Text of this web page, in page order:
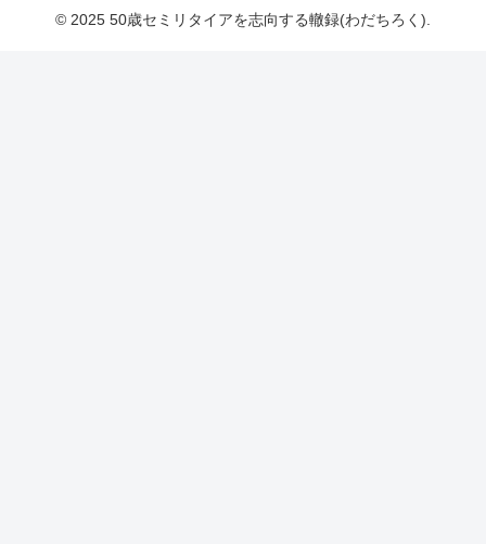
© 2025 50歳セミリタイアを志向する轍録(わだちろく).